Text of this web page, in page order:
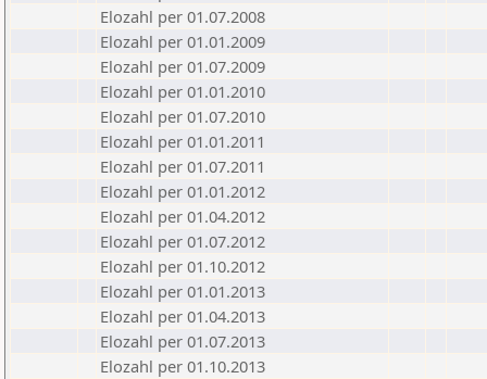
Elozahl per 01.07.2008
Elozahl per 01.01.2009
Elozahl per 01.07.2009
Elozahl per 01.01.2010
Elozahl per 01.07.2010
Elozahl per 01.01.2011
Elozahl per 01.07.2011
Elozahl per 01.01.2012
Elozahl per 01.04.2012
Elozahl per 01.07.2012
Elozahl per 01.10.2012
Elozahl per 01.01.2013
Elozahl per 01.04.2013
Elozahl per 01.07.2013
Elozahl per 01.10.2013